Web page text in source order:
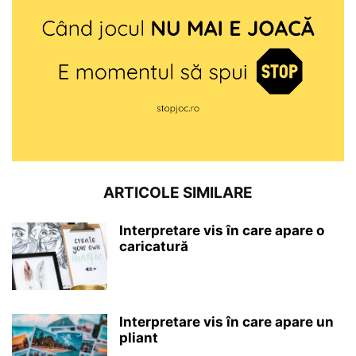
ARTICOLE SIMILARE
Interpretare vis în care apare o
caricatură
Interpretare vis în care apare un
pliant